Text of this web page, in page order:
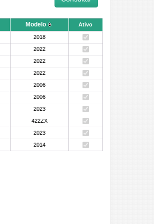
Modelo Ativo
2018
2022
2022
2022
2006
2006
2023
422ZX
2023
2014